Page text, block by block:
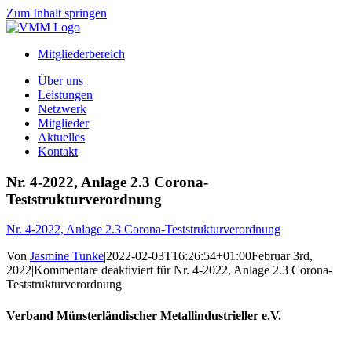
Zum Inhalt springen
Mitgliederbereich
Über uns
Leistungen
Netzwerk
Mitglieder
Aktuelles
Kontakt
Nr. 4-2022, Anlage 2.3 Corona-
Teststrukturverordnung
Nr. 4-2022, Anlage 2.3 Corona-Teststrukturverordnung
Von Jasmine Tunke|2022-02-03T16:26:54+01:00Februar 3rd,
2022|Kommentare deaktiviertfür Nr. 4-2022, Anlage 2.3 Corona-
Teststrukturverordnung
Verband Münsterländischer Metallindustrieller e.V.